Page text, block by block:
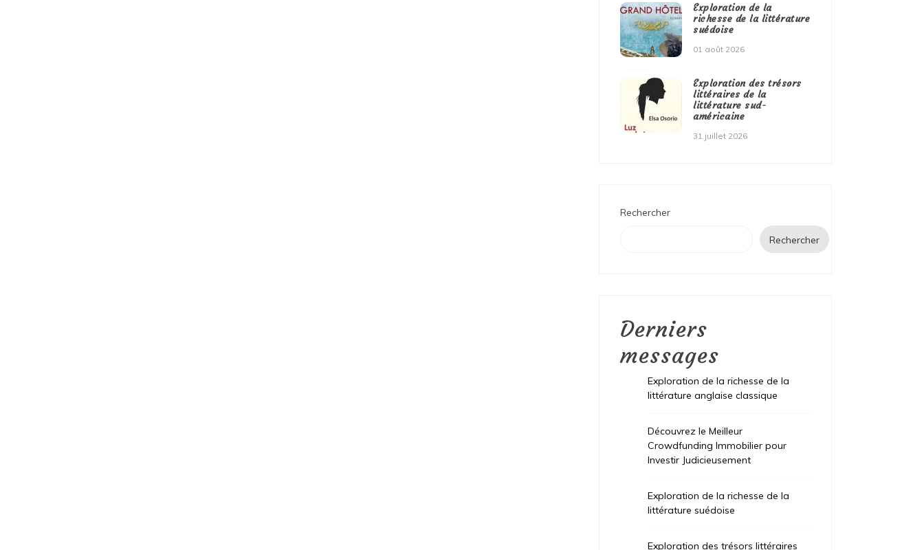
Exploration de la
richesse de la littérature
suédoise
01 août 2026
Exploration des trésors
littéraires de la
littérature sud-
américaine
31 juillet 2026
Rechercher
Rechercher
Derniers
messages
Exploration de la richesse de la
littérature anglaise classique
Découvrez le Meilleur
Crowdfunding Immobilier pour
Investir Judicieusement
Exploration de la richesse de la
littérature suédoise
Exploration des trésors littéraires